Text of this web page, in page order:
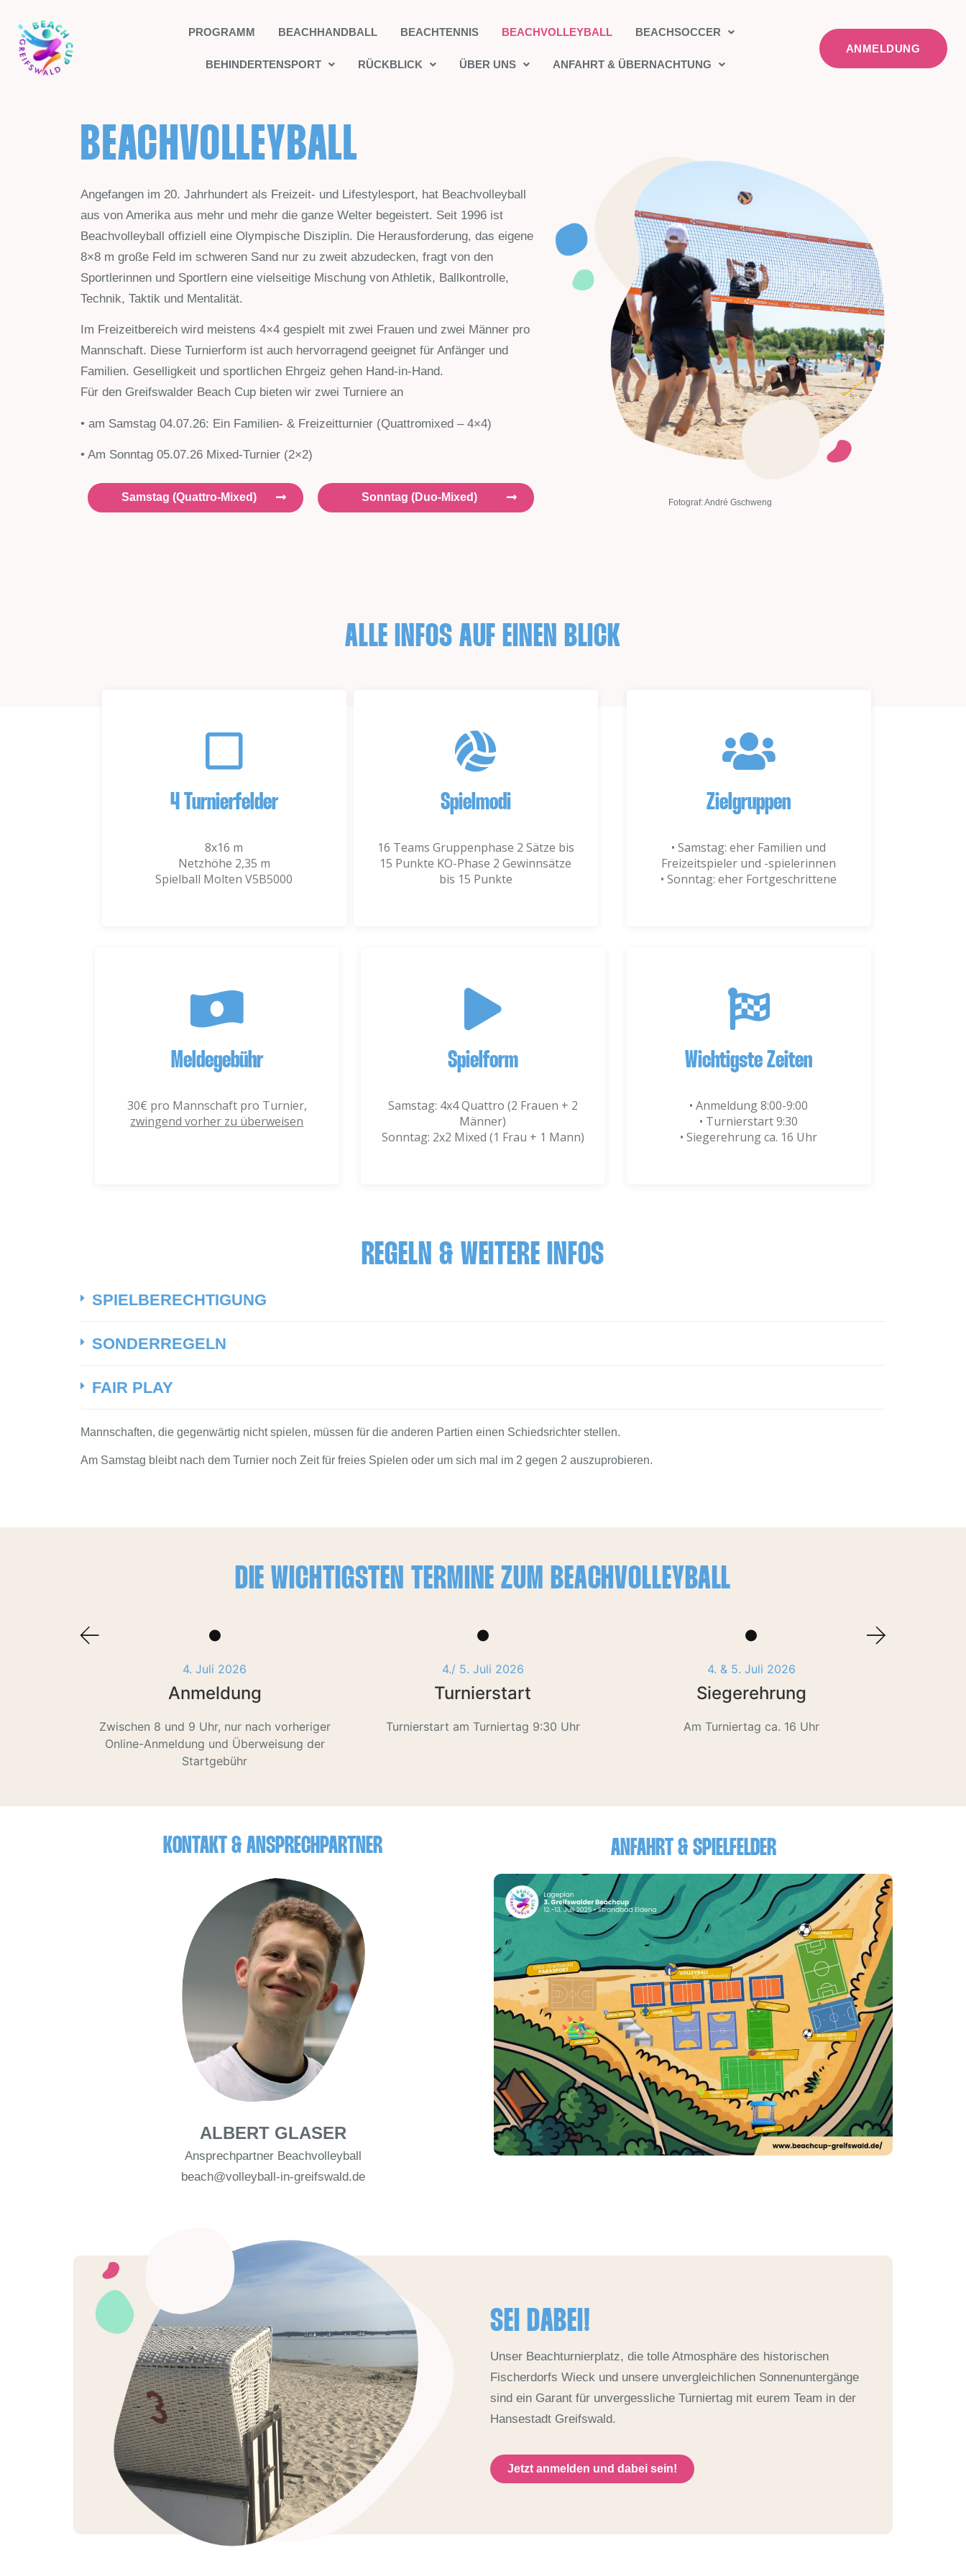
PROGRAMM BEACHHANDBALL BEACHTENNIS BEACHVOLLEYBALL BEACHSOCCER
BEHINDERTENSPORT RÜCKBLICK ÜBER UNS ANFAHRT & ÜBERNACHTUNG
ANMELDUNG
BEACHVOLLEYBALL
Angefangen im 20. Jahrhundert als Freizeit- und Lifestylesport, hat Beachvolleyball
aus von Amerika aus mehr und mehr die ganze Welter begeistert. Seit 1996 ist
Beachvolleyball offiziell eine Olympische Disziplin. Die Herausforderung, das eigene
8×8 m große Feld im schweren Sand nur zu zweit abzudecken, fragt von den
Sportlerinnen und Sportlern eine vielseitige Mischung von Athletik, Ballkontrolle,
Technik, Taktik und Mentalität.
Im Freizeitbereich wird meistens 4×4 gespielt mit zwei Frauen und zwei Männer pro
Mannschaft. Diese Turnierform ist auch hervorragend geeignet für Anfänger und
Familien. Geselligkeit und sportlichen Ehrgeiz gehen Hand-in-Hand.
Für den Greifswalder Beach Cup bieten wir zwei Turniere an
• am Samstag 04.07.26: Ein Familien- & Freizeitturnier (Quattromixed – 4×4)
• Am Sonntag 05.07.26 Mixed-Turnier (2×2)
Samstag (Quattro-Mixed) Sonntag (Duo-Mixed) Fotograf: André Gschweng
ALLE INFOS AUF EINEN BLICK
4 Turnierfelder
8x16 m
Netzhöhe 2,35 m
Spielball Molten V5B5000
Spielmodi
16 Teams Gruppenphase 2 Sätze bis
15 Punkte KO-Phase 2 Gewinnsätze
bis 15 Punkte
Zielgruppen
• Samstag: eher Familien und
Freizeitspieler und -spielerinnen
• Sonntag: eher Fortgeschrittene
Meldegebühr
30€ pro Mannschaft pro Turnier,
zwingend vorher zu überweisen
Spielform
Samstag: 4x4 Quattro (2 Frauen + 2
Männer)
Sonntag: 2x2 Mixed (1 Frau + 1 Mann)
Wichtigste Zeiten
• Anmeldung 8:00-9:00
• Turnierstart 9:30
• Siegerehrung ca. 16 Uhr
REGELN & WEITERE INFOS
SPIELBERECHTIGUNG
SONDERREGELN
FAIR PLAY
Mannschaften, die gegenwärtig nicht spielen, müssen für die anderen Partien einen Schiedsrichter stellen.
Am Samstag bleibt nach dem Turnier noch Zeit für freies Spielen oder um sich mal im 2 gegen 2 auszuprobieren.
DIE WICHTIGSTEN TERMINE ZUM BEACHVOLLEYBALL
4. Juli 2026
Anmeldung
Zwischen 8 und 9 Uhr, nur nach vorheriger
Online-Anmeldung und Überweisung der
Startgebühr
4./ 5. Juli 2026
Turnierstart
Turnierstart am Turniertag 9:30 Uhr
4. & 5. Juli 2026
Siegerehrung
Am Turniertag ca. 16 Uhr
KONTAKT & ANSPRECHPARTNER
ALBERT GLASER
Ansprechpartner Beachvolleyball
beach@volleyball-in-greifswald.de
ANFAHRT & SPIELFELDER
SEI DABEI!
Unser Beachturnierplatz, die tolle Atmosphäre des historischen
Fischerdorfs Wieck und unsere unvergleichlichen Sonnenuntergänge
sind ein Garant für unvergessliche Turniertag mit eurem Team in der
Hansestadt Greifswald.
Jetzt anmelden und dabei sein!